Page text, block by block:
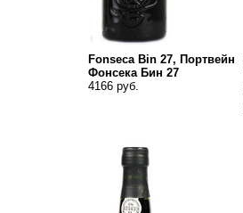
Fonseca Bin 27, Портвейн
Фонсека Бин 27
4166 руб.